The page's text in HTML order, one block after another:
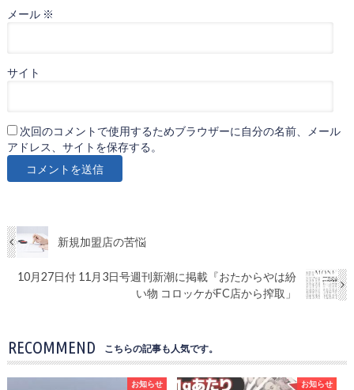
メール ※
サイト
次回のコメントで使用するためブラウザーに自分の名前、メール
アドレス、サイトを保存する。
新規加盟店の苦悩
10月27日付 11月3日号週刊新潮に掲載『おたからやは紛
い物 コロッケがFC店から搾取」
RECOMMEND こちらの記事も人気です。
お知らせ お知らせ